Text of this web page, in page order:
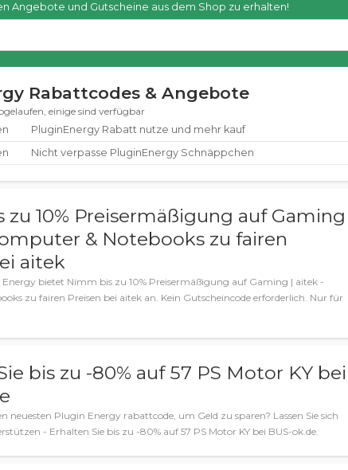
Angebote und Gutscheine aus dem Shop zu erhalten!
Rabattcodes & Angebote
einige sind verfügbar
PluginEnergy Rabatt nutze und mehr kauf
Nicht verpasse PluginEnergy Schnäppchen
zu 10% Preisermäßigung auf Gaming
& Notebooks zu fairen
aitek
Energy bietet Nimm bis zu 10% Preisermäßigung auf Gaming | aitek -
zu fairen Preisen bei aitek an. Kein Gutscheincode erforderlich. Nur für
bis zu -80% auf 57 PS Motor KY bei
neuesten Plugin Energy rabattcode, um Geld zu sparen? Lassen Sie sich
- Erhalten Sie bis zu -80% auf 57 PS Motor KY bei BUS-ok.de.